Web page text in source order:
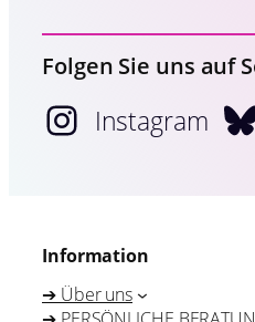
Folgen Sie uns auf
Instagram
Information
➔ Über uns